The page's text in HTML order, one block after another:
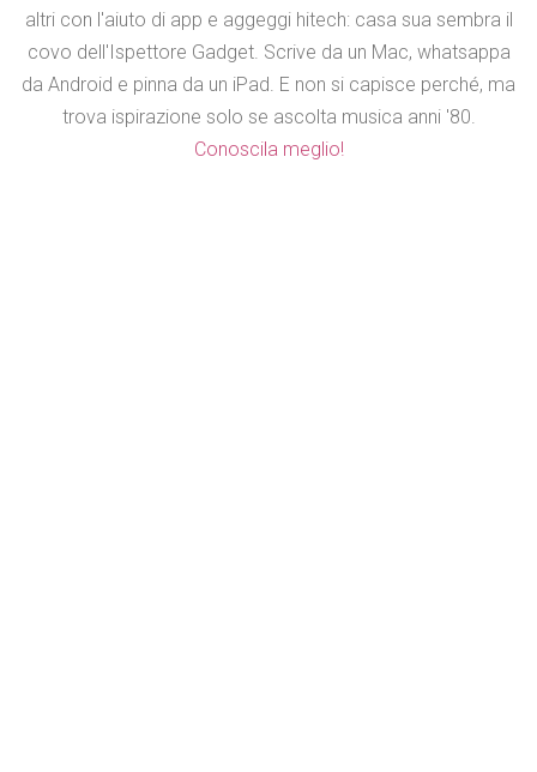
altri con l'aiuto di app e aggeggi hitech: casa sua sembra il
covo dell'Ispettore Gadget. Scrive da un Mac, whatsappa
da Android e pinna da un iPad. E non si capisce perché, ma
trova ispirazione solo se ascolta musica anni '80.
Conoscila meglio!